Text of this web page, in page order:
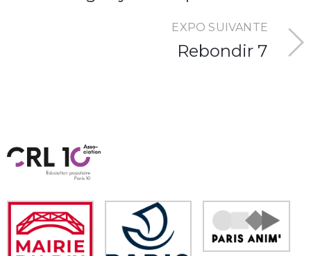
EXPO SUIVANTE
Rebondir 7